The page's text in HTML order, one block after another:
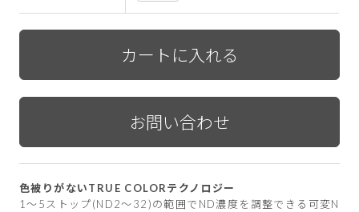
色被りがないTRUE COLORテクノロジー
1～5ストップ(ND2～32)の範囲でND濃度を調整できる可変N